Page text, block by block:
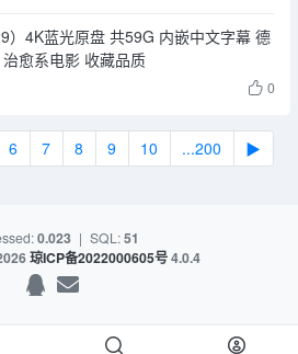
）4K蓝光原盘 共59G 内嵌中文字幕 德
愈系电影 收藏品质
0
6 7 8 9 10 ...200 ▶
0.023 | SQL:51
琼ICP备2022000605号4.0.4